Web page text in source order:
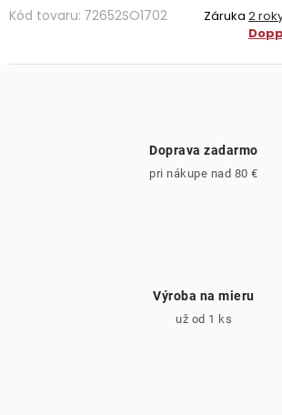
Kód tovaru: 72652SO1702 Záruka 2
Doprava zadarmo
pri nákupe nad 80 €
Výroba na mieru
už od 1 ks